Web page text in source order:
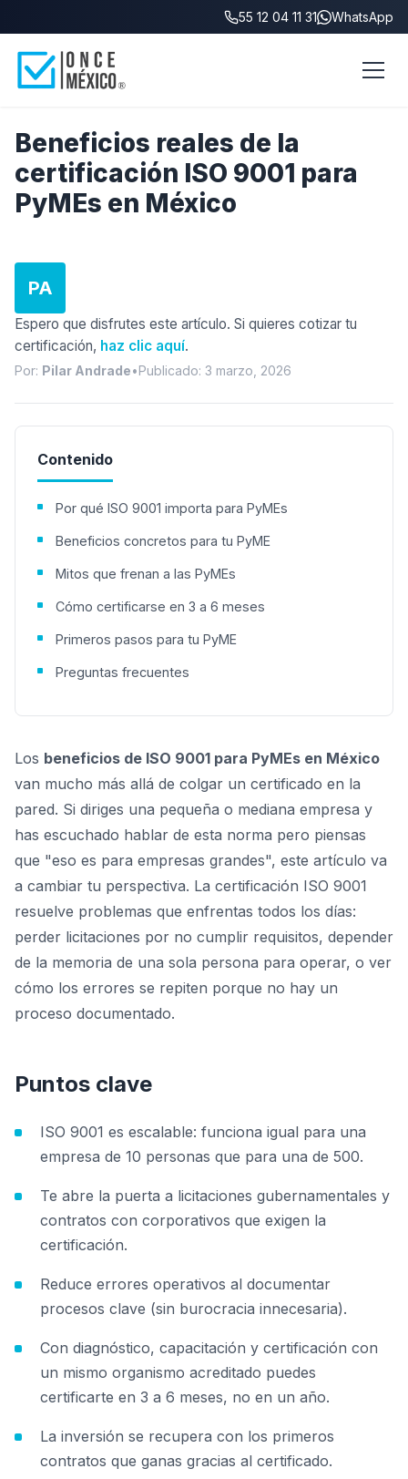
55 12 04 11 31 WhatsApp
Beneficios reales de la
certificación ISO 9001 para
PyMEs en México
PA
Espero que disfrutes este artículo. Si quieres cotizar tu
certificación, haz clic aquí.
Por: Pilar Andrade•Publicado: 3 marzo, 2026
Los beneficios de ISO 9001 para PyMEs en México
van mucho más allá de colgar un certificado en la
pared. Si diriges una pequeña o mediana empresa y
has escuchado hablar de esta norma pero piensas
que "eso es para empresas grandes", este artículo va
a cambiar tu perspectiva. La certificación ISO 9001
resuelve problemas que enfrentas todos los días:
perder licitaciones por no cumplir requisitos, depender
de la memoria de una sola persona para operar, o ver
cómo los errores se repiten porque no hay un
proceso documentado.
Puntos clave
ISO 9001 es escalable: funciona igual para una
empresa de 10 personas que para una de 500.
Te abre la puerta a licitaciones gubernamentales y
contratos con corporativos que exigen la
certificación.
Reduce errores operativos al documentar
procesos clave (sin burocracia innecesaria).
Con diagnóstico, capacitación y certificación con
un mismo organismo acreditado puedes
certificarte en 3 a 6 meses, no en un año.
La inversión se recupera con los primeros
contratos que ganas gracias al certificado.
Contenido
Por qué ISO 9001 importa para PyMEs
Beneficios concretos para tu PyME
Mitos que frenan a las PyMEs
Cómo certificarse en 3 a 6 meses
Primeros pasos para tu PyME
Preguntas frecuentes